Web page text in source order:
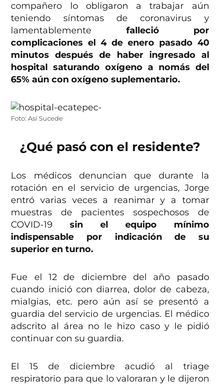
compañero lo obligaron a trabajar aún
teniendo síntomas de coronavirus y
lamentablemente falleció por
complicaciones el 4 de enero pasado 40
minutos después de haber ingresado al
hospital saturando oxígeno a nomás del
65% aún con oxígeno suplementario.
Foto: Así Sucede
¿Qué pasó con el residente?
Los médicos denuncian que durante la
rotación en el servicio de urgencias, Jorge
entró varias veces a reanimar y a tomar
muestras de pacientes sospechosos de
COVID-19sin el equipo mínimo
indispensable por indicación de su
superior en turno.
Fue el 12 de diciembre del año pasado
cuando inició con diarrea, dolor de cabeza,
mialgias, etc. pero aún así se presentó a
guardia del servicio de urgencias. El médico
adscrito al área no le hizo caso y le pidió
continuar con su guardia.
El 15 de diciembre acudió al triage
respiratorio para que lo valoraran y le dijeron